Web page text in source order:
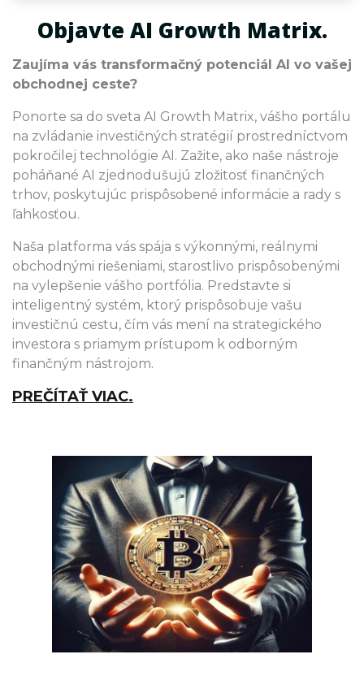
Objavte AI Growth Matrix.
Zaujíma vás transformačný potenciál AI vo vašej
obchodnej ceste?
Ponorte sa do sveta AI Growth Matrix, vášho portálu
na zvládanie investičných stratégií prostredníctvom
pokročilej technológie AI. Zažite, ako naše nástroje
poháňané AI zjednodušujú zložitosť finančných
trhov, poskytujúc prispôsobené informácie a rady s
ľahkosťou.
Naša platforma vás spája s výkonnými, reálnymi
obchodnými riešeniami, starostlivo prispôsobenými
na vylepšenie vášho portfólia. Predstavte si
inteligentný systém, ktorý prispôsobuje vašu
investičnú cestu, čím vás mení na strategického
investora s priamym prístupom k odborným
finančným nástrojom.
PREČÍTAŤ VIAC.